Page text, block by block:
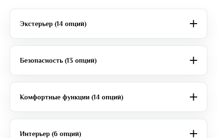
Экстерьер (14 опций)
Безопасность (13 опций)
Комфортные функции (14 опций)
Интерьер (6 опций)